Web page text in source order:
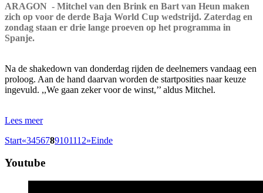
ARAGON - Mitchel van den Brink en Bart van Heun maken
zich op voor de derde Baja World Cup wedstrijd. Zaterdag en
zondag staan er drie lange proeven op het programma in
Spanje.
Na de shakedown van donderdag rijden de deelnemers vandaag een
proloog. Aan de hand daarvan worden de startposities naar keuze
ingevuld. ,,We gaan zeker voor de winst,’’ aldus Mitchel.
Lees meer
Start«3456789101112»Einde
Youtube